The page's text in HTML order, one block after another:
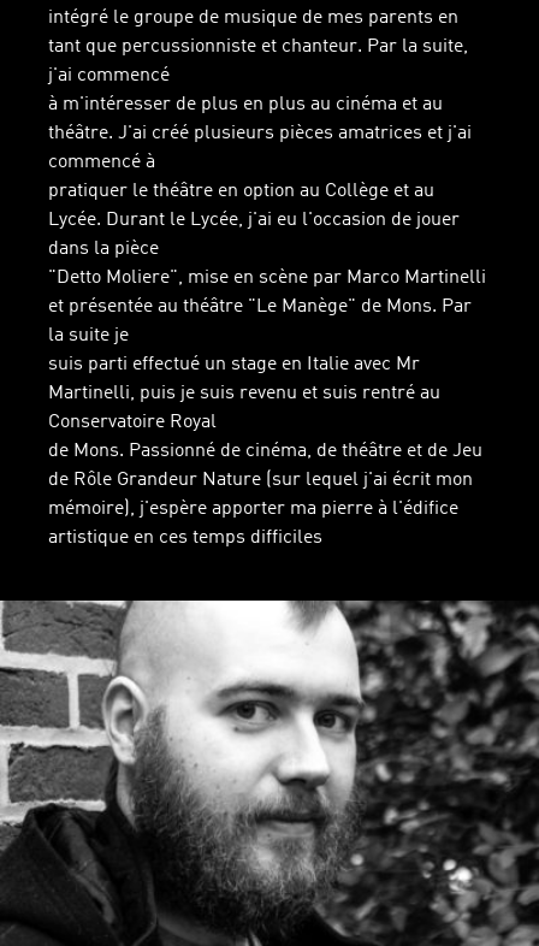
intégré le groupe de musique de mes parents en
tant que percussionniste et chanteur. Par la suite,
j'ai commencé
à m'intéresser de plus en plus au cinéma et au
théâtre. J'ai créé plusieurs pièces amatrices et j'ai
commencé à
pratiquer le théâtre en option au Collège et au
Lycée. Durant le Lycée, j'ai eu l'occasion de jouer
dans la pièce
"Detto Moliere", mise en scène par Marco Martinelli
et présentée au théâtre "Le Manège" de Mons. Par
la suite je
suis parti effectué un stage en Italie avec Mr
Martinelli, puis je suis revenu et suis rentré au
Conservatoire Royal
de Mons. Passionné de cinéma, de théâtre et de Jeu
de Rôle Grandeur Nature (sur lequel j'ai écrit mon
mémoire), j'espère apporter ma pierre à l'édifice
artistique en ces temps difficiles